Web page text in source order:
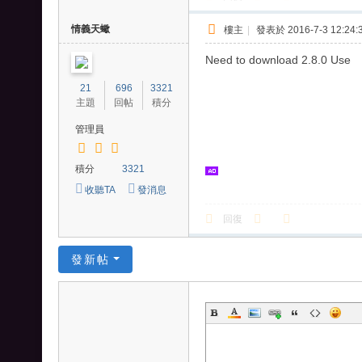
情義天蠍
21
主題
696
回帖
3321
積分
管理員
積分
3321
收聽TA
發消息
樓主 | 發表於 2016-7-3
Need to download 2.8.0 Use
回復
發新帖